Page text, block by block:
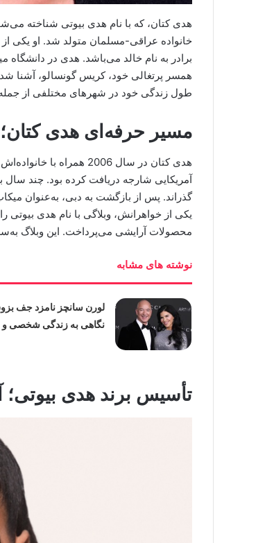
خانواده عراقی-مسلمان متولد شد. او یکی از
برادر به نام خالد می‌باشد. هدی در
همسر پرتغالی خود، کریس گونسالو، آشنا
طول زندگی خود در شهرهای مختلفی از
مسیر حرفه‌ای هدی کتان؛
هدی کتان در سال 2006
آمریکایی شارجه دریافت کرده بود. چند
یکی از خواهرانش، وبلاگی با نام هدی بیوتی
محصولات آرایشی می‌پرداخت. این وبلاگ
نوشته های مشابه
لورن سانچز نامزد جف
نگاهی به زندگی شخصی و
تأسیس برند هدی بیوتی؛